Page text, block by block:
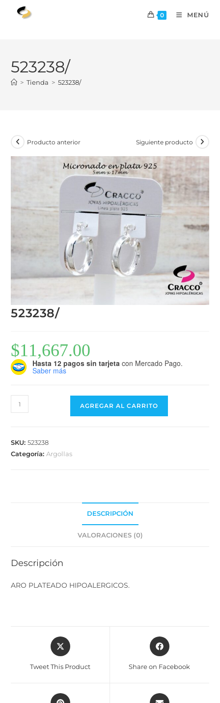
0 MENÚ
523238/
> Tienda > 523238/
Producto anterior Siguiente producto
523238/
$11,667.00
Hasta 12 pagos sin tarjeta con Mercado Pago.
Saber más
AGREGAR AL CARRITO
SKU:523238
Categoría:Argollas
DESCRIPCIÓN
VALORACIONES (0)
Descripción
ARO PLATEADO HIPOALERGICOS.
Tweet This Product Share on Facebook